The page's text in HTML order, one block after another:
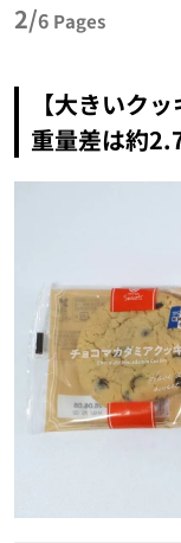
2/6 Pages
【大きいク
重量差は約